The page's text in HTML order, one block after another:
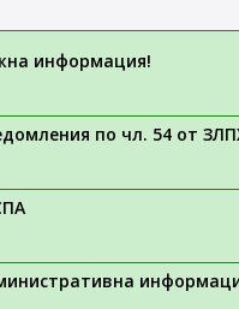
информация!
по чл. 54 от